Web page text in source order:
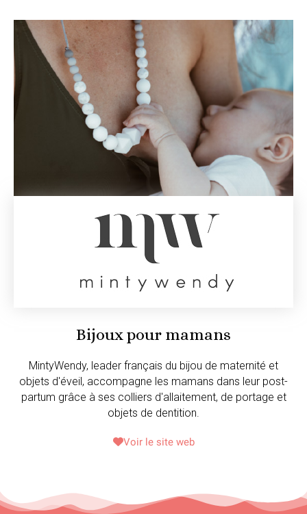
Bijoux pour mamans
MintyWendy, leader français du bijou de maternité et
objets d'éveil, accompagne les mamans dans leur post-
partum grâce à ses colliers d'allaitement, de portage et
objets de dentition.
Voir le site web